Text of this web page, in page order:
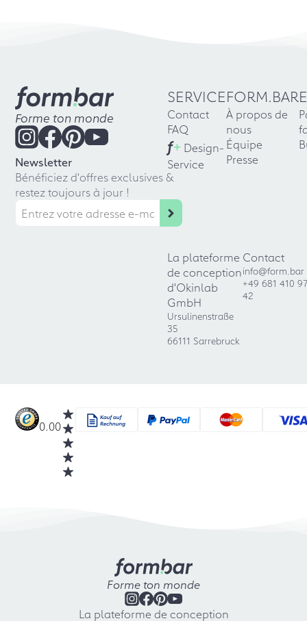
Forme ton monde
Newsletter
Bénéficiez d'offres exclusives &
restez toujours à jour !
SERVICE
Contact
FAQ
f+ Design-
Service
FORM.BAR
À propos de
nous
Équipe
Presse
La plateforme
de conception
d'Okinlab
GmbH
Ursulinenstraße
35
66111 Sarrebruck
Contact
info@form.bar
+49 681 410
42
0.00
Forme ton monde
La plateforme de conception